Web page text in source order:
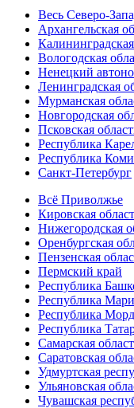
Весь Северо-
Архангельская
Вологодская
Ненецкий
Ленинградская
Мурманская
Новгородская
Псковская
Республика
Республика Коми
Санкт-Петербург
Всё Приволжье
Кировская
Нижегородская
Оренбургская
Пензенская
Пермский край
Республика
Республика
Республика
Республика
Самарская
Саратовская
Удмуртская
Ульяновская
Чувашская